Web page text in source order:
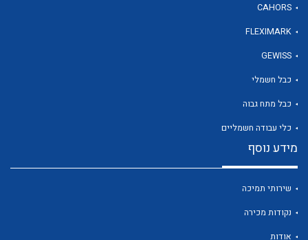
CAHORS
FLEXIMARK
GEWISS
כבל חשמלי
כבל מתח גבוה
כלי עבודה חשמליים
מידע נוסף
שירותי תמיכה
נקודות מכירה
אודות